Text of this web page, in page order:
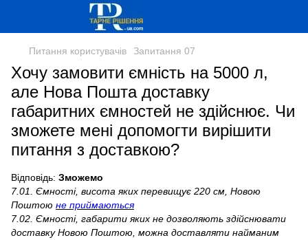
Питання користувачів Запитання 07
Хочу замовити ємність на 5000 л,
але Нова Пошта доставку
габаритних ємностей не здійснює. Чи
зможете мені допомогти вирішити
питання з доставкою?
Відповідь: Зможемо
7.01. Ємності, висота яких перевищує 220 см, Новою
Поштою не приймаються
7.02. Ємності, габарити яких не дозволяють здійснювати
доставку Новою Поштою, можна доставляти найманим